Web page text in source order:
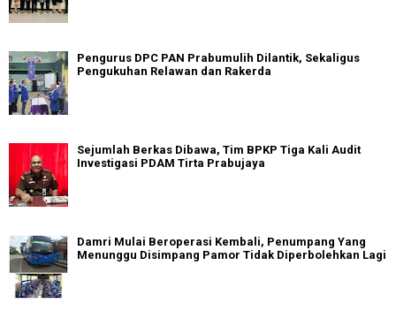
Pengurus DPC PAN Prabumulih Dilantik, Sekaligus
Pengukuhan Relawan dan Rakerda
Sejumlah Berkas Dibawa, Tim BPKP Tiga Kali Audit
Investigasi PDAM Tirta Prabujaya
Damri Mulai Beroperasi Kembali, Penumpang Yang
Menunggu Disimpang Pamor Tidak Diperbolehkan Lagi